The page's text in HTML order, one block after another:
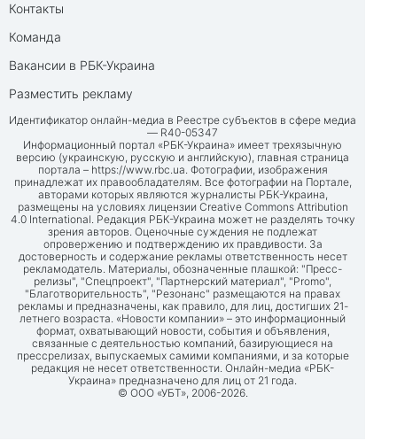
Контакты
Команда
Вакансии в РБК-Украина
Разместить рекламу
Идентификатор онлайн-медиа в Реестре субъектов в сфере медиа
— R40-05347
Информационный портал «РБК-Украина» имеет трехязычную
версию (украинскую, русскую и английскую), главная страница
портала – https://www.rbc.ua. Фотографии, изображения
принадлежат их правообладателям. Все фотографии на Портале,
авторами которых являются журналисты РБК-Украина,
размещены на условиях лицензии Creative Commons Attribution
4.0 International. Редакция РБК-Украина может не разделять точку
зрения авторов. Оценочные суждения не подлежат
опровержению и подтверждению их правдивости. За
достоверность и содержание рекламы ответственность несет
рекламодатель. Материалы, обозначенные плашкой: "Пресс-
релизы", "Спецпроект", "Партнерский материал", "Promo",
"Благотворительность", "Резонанс" размещаются на правах
рекламы и предназначены, как правило, для лиц, достигших 21-
летнего возраста. «Новости компании» – это информационный
формат, охватывающий новости, события и объявления,
связанные с деятельностью компаний, базирующиеся на
прессрелизах, выпускаемых самими компаниями, и за которые
редакция не несет ответственности. Онлайн-медиа «РБК-
Украина» предназначено для лиц от 21 года.
© ООО «УБТ», 2006-2026.